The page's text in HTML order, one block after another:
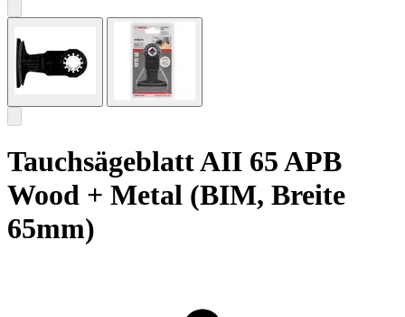
Tauchsägeblatt AII 65 APB
Wood + Metal (BIM, Breite
65mm)